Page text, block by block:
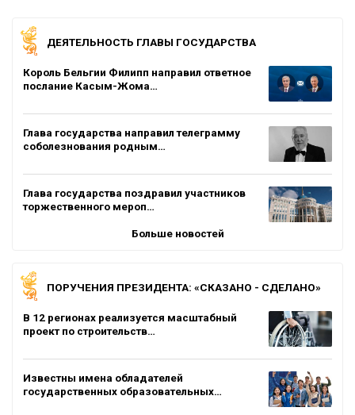
ДЕЯТЕЛЬНОСТЬ ГЛАВЫ ГОСУДАРСТВА
Король Бельгии Филипп направил ответное
послание Касым-Жома…
Глава государства направил телеграмму
соболезнования родным…
Глава государства поздравил участников
торжественного мероп…
Больше новостей
ПОРУЧЕНИЯ ПРЕЗИДЕНТА: «СКАЗАНО - СДЕЛАНО»
В 12 регионах реализуется масштабный
проект по строительств…
Известны имена обладателей
государственных образовательных…